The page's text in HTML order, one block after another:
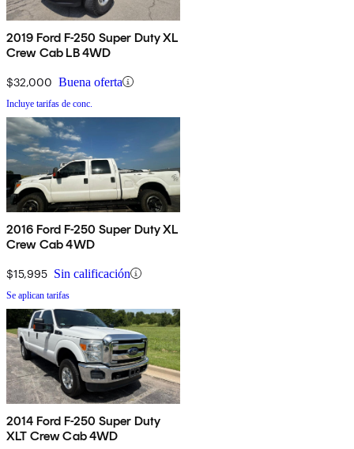
2019 Ford F-250 Super Duty XL
Crew Cab LB 4WD
$32,000 Buena oferta
Incluye tarifas de conc.
2016 Ford F-250 Super Duty XL
Crew Cab 4WD
$15,995 Sin calificación
Se aplican tarifas
2014 Ford F-250 Super Duty
XLT Crew Cab 4WD